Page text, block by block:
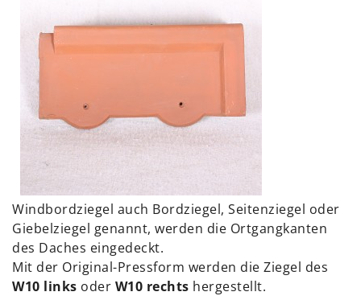
Windbordziegel auch Bordziegel, Seitenziegel oder
Giebelziegel genannt, werden die Ortgangkanten
des Daches eingedeckt.
Mit der Original-Pressform werden die Ziegel des
W10 links oder W10 rechts hergestellt.